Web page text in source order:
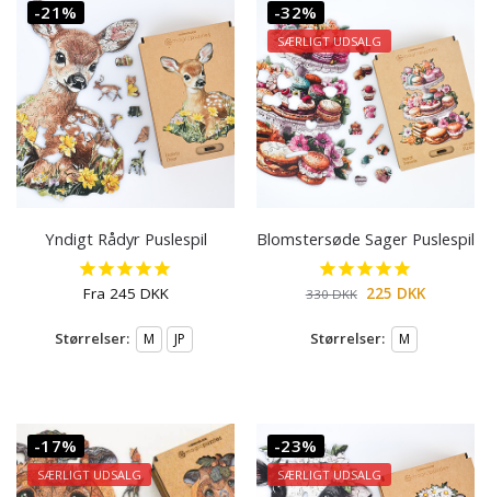
-21%
Yndigt Rådyr Puslespil
Fra 245 DKK
Størrelser: M JP
-32%
SÆRLIGT UDSALG
Blomstersøde Sager Puslespil
330DKK 225 DKK
Størrelser: M
-17%
SÆRLIGT UDSALG
-23%
SÆRLIGT UDSALG